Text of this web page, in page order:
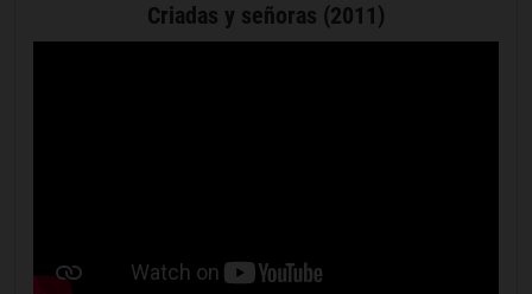
Criadas y señoras (2011)